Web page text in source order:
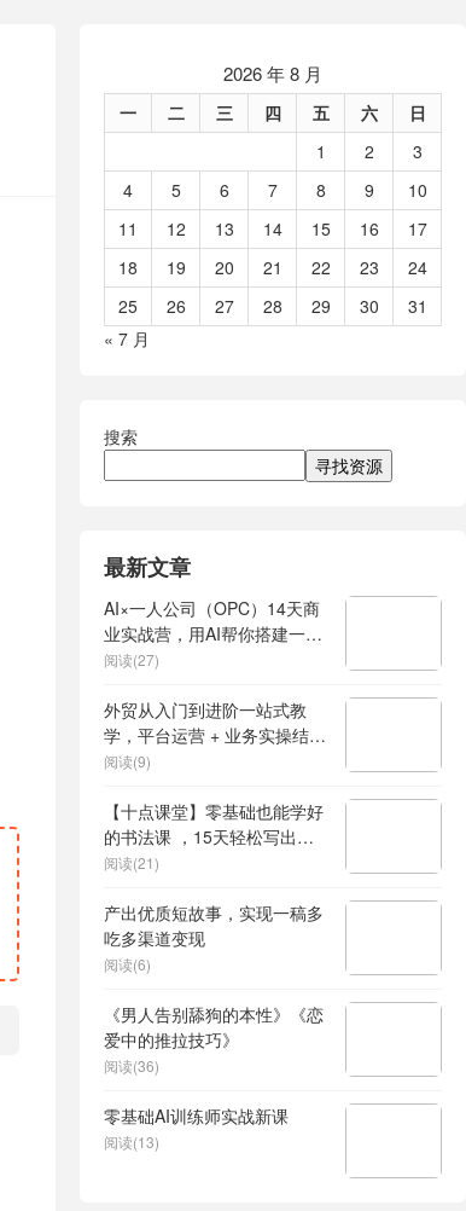
2026 年 8 月
一 二 三 四 五 六
日
1
2
3
4
5 6 7 8 9
10
11
12 13 14 15 16
17
18
19 20 21 22 23
24
25
26 27 28 29 30
31
« 7 月
搜索
寻找资源
最新文章
AI×一人公司（OPC）14天商
业实战营，用AI帮你搭建一个
属于你自己的、能独立賺钱的
阅读(27)
外贸从入门到进阶一站式教
学，平台运营 + 业务实操结
合，实现业绩稳步增长
阅读(9)
【十点课堂】零基础也能学好
的书法课 ，15天轻松写出漂
亮人生
阅读(21)
产出优质短故事，实现一稿多
吃多渠道变现
阅读(6)
《男人告别舔狗的本性》《恋
爱中的推拉技巧》
阅读(36)
零基础AI训练师实战新课
阅读(13)